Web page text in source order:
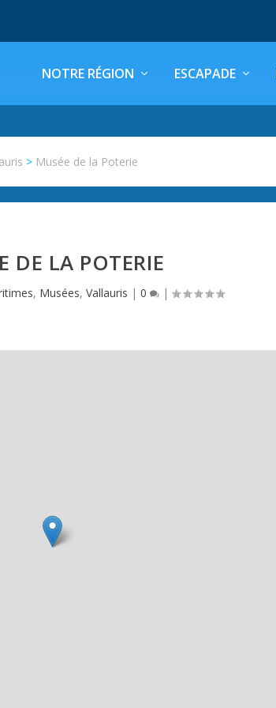
NOTRE RÉGION ESCAPADE
> Musée de la Poterie
DE LA POTERIE
, Musées,Vallauris |0 |